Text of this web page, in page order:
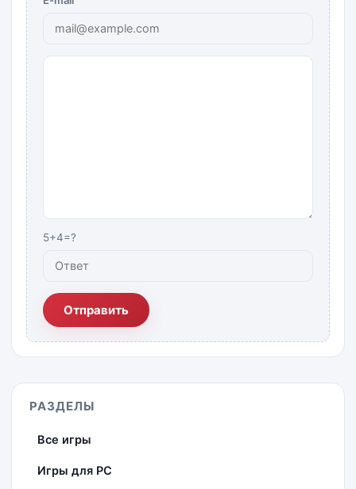
5+4=?
Отправить
РАЗДЕЛЫ
Все игры
Игры для PC